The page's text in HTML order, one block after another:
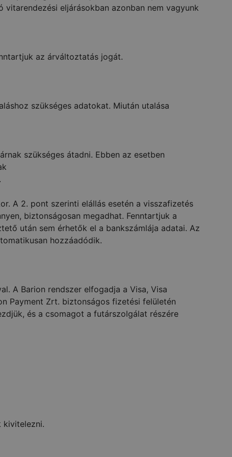
eljárásokban azonban nem vagyunk
az árváltoztatás jogát.
szükséges adatokat. Miután utalása
szükséges átadni. Ebben az esetben
A 2. pont szerinti elállás esetén a visszafizetés
biztonságosan megadhat. Fenntartjuk a
után sem érhetők el a bankszámlája adatai. Az
hozzáadódik.
A Barion rendszer elfogadja a Visa, Visa
Payment Zrt. biztonságos fizetési felületén
és a csomagot a futárszolgálat részére
kivitelezni.